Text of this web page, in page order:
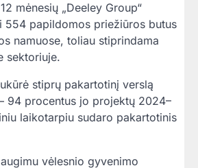
mėnesių „Deeley Group“
554 papildomos priežiūros butus
namuose, toliau stiprindama
sektoriuje.
stiprų pakartotinį verslą
94 procentus jo projektų 2024–
laikotarpiu sudaro pakartotinis
vėlesnio gyvenimo